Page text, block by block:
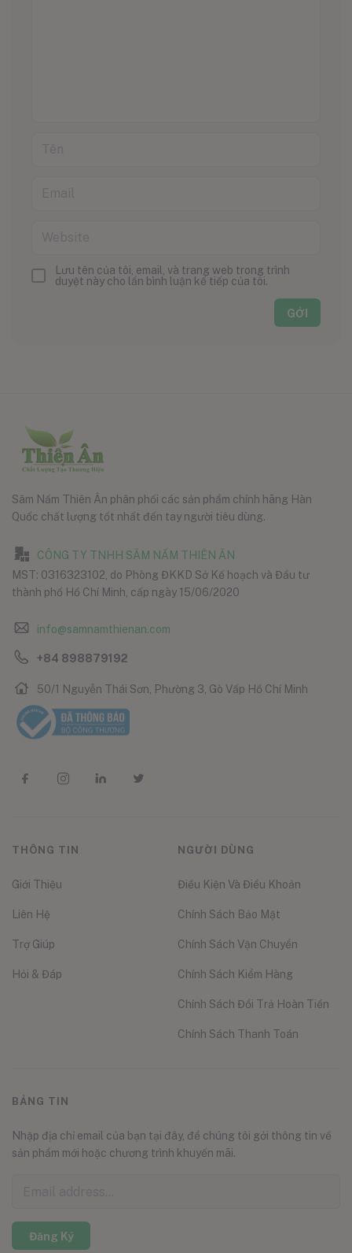
Lưu tên của tôi, email, và trang web trong trình
duyệt này cho lần bình luận kế tiếp của tôi.
Sâm Nấm Thiên Ân phân phối các sản phẩm chính hãng Hàn
Quốc chất lượng tốt nhất đến tay người tiêu dùng.
CÔNG TY TNHH SÂM NẤM THIÊN ÂN
MST: 0316323102, do Phòng ĐKKD Sở Kế hoạch và Đầu tư
thành phố Hồ Chí Minh, cấp ngày 15/06/2020
info@samnamthienan.com
+84 898879192
50/1 Nguyễn Thái Sơn, Phường 3, Gò Vấp Hồ Chí Minh
THÔNG TIN
Giới Thiệu
Liên Hệ
Trợ Giúp
Hỏi & Đáp
NGƯỜI DÙNG
Điều Kiện Và Điều Khoản
Chính Sách Bảo Mật
Chính Sách Vận Chuyển
Chính Sách Kiểm Hàng
Chính Sách Đổi Trả Hoàn Tiền
Chính Sách Thanh Toán
BẢNG TIN
Nhập địa chỉ email của bạn tại đây, để chúng tôi gởi thông tin về
sản phẩm mới hoặc chương trình khuyến mãi.
Đăng Ký